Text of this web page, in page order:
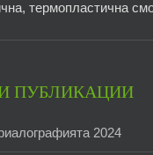
термопластична
ПУБЛИКАЦИИ
2024